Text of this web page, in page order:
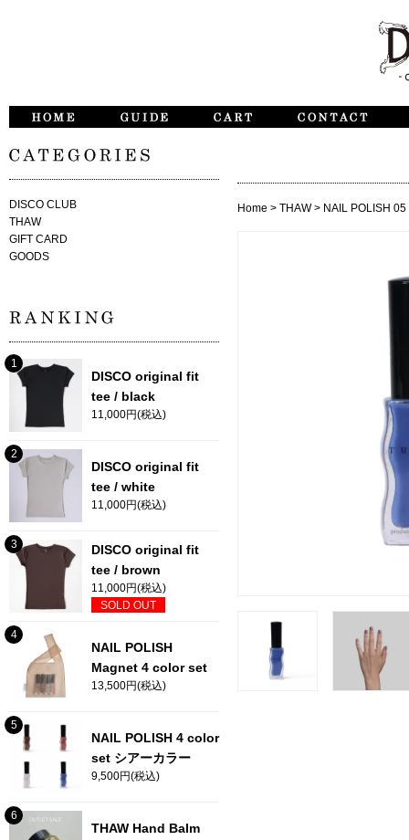
Home > THAW > NAIL POLISH
DISCO CLUB
THAW
GIFT CARD
GOODS
DISCO original fit
tee / black
11,000円(税込)
DISCO original fit
tee / white
11,000円(税込)
DISCO original fit
tee / brown
11,000円(税込)
SOLD OUT
NAIL POLISH
Magnet 4 color set
13,500円(税込)
NAIL POLISH 4 color
set シアーカラー
9,500円(税込)
THAW Hand Balm